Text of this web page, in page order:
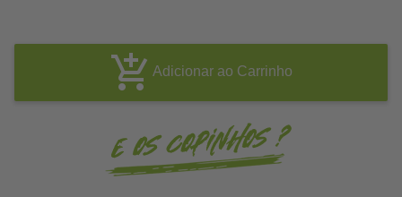
Adicionar ao Carrinho